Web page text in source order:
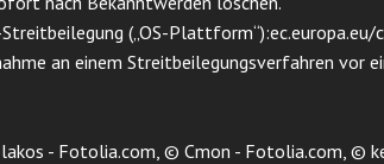
(„OS-Plattform“):
an einem Streitbeilegungsverfahren vor
- Fotolia.com, © Cmon - Fotolia.com, ©